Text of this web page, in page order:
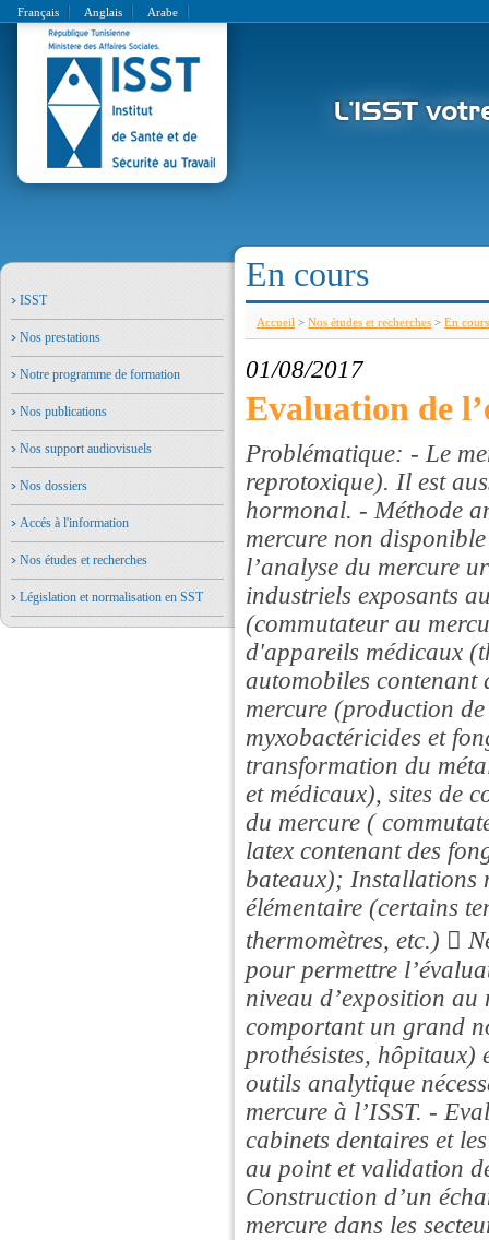
Français Anglais Arabe
ISST
Nos prestations
Notre programme de formation
Nos publications
Nos support audiovisuels
Nos dossiers
Accés à l'information
Nos études et recherches
Législation et normalisation en SST
En cours
Accueil > Nos études et recherches > En cours
01/08/2017
Evaluation de
Problématique: - Le
reprotoxique). Il est
hormonal. - Méthode
mercure non
l’analyse du mercure
industriels exposants
(commutateur au
d'appareils médicaux
automobiles contenant
mercure (production
myxobactéricides et
transformation du
et médicaux), sites de
du mercure (
latex contenant des
bateaux); Installations
élémentaire (certains
thermomètres, etc.) 
pour permettre
niveau d’exposition au
comportant un grand
prothésistes, hôpitaux)
outils analytique
mercure à l’ISST. -
cabinets dentaires et
au point et validation
Construction d’un
mercure dans les